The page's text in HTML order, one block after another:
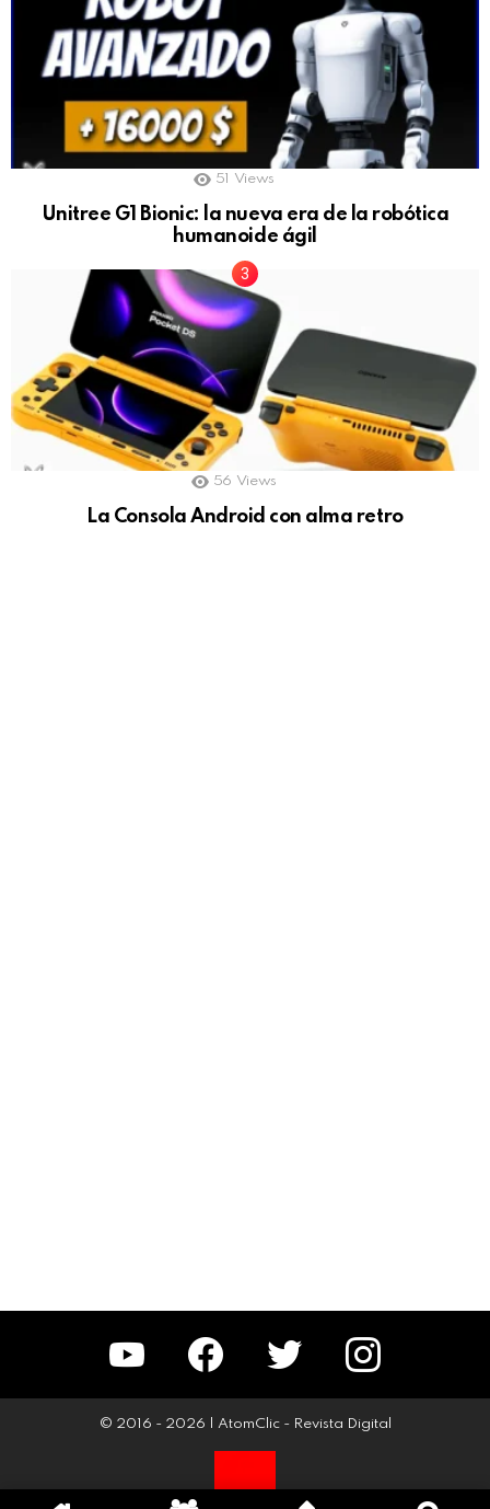
51 Views
Unitree G1 Bionic: la nueva era de la robótica
humanoide ágil
56 Views
La Consola Android con alma retro
YouTube Facebook Twitter Instagram
© 2016 - 2026 | AtomClic - Revista Digital